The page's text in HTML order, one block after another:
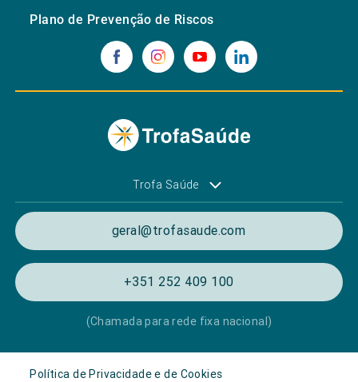
Plano de Prevenção de Riscos
Trofa Saúde
geral@trofasaude.com
+351 252 409 100
(Chamada para rede fixa nacional)
Política de Privacidade e de Cookies